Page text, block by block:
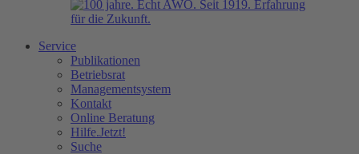
Service
Publikationen
Betriebsrat
Managementsystem
Kontakt
Online Beratung
Hilfe.Jetzt!
Suche